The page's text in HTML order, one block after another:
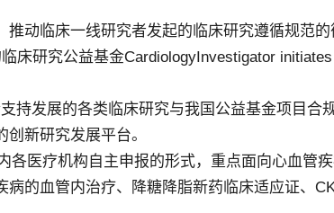
动临床一线研究者发起的临床研究遵循规范
床研究公益基金CardiologyInvestigator
持发展的各类临床研究与我国公益基金项目合
新研究发展平台。
医疗机构自主申报的形式，重点面向心血管
的血管内治疗、降糖降脂新药临床适应证、